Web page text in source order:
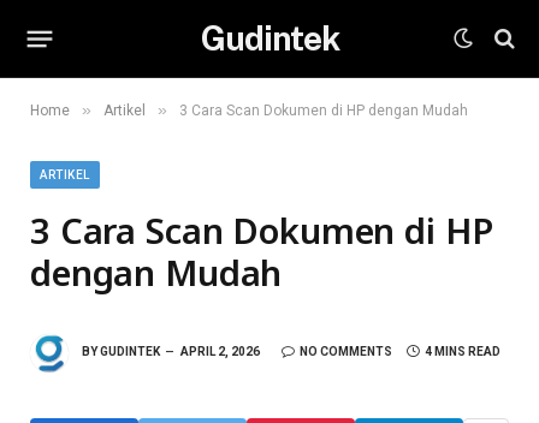
Gudintek
Home » Artikel » 3 Cara Scan Dokumen di HP dengan Mudah
ARTIKEL
3 Cara Scan Dokumen di HP
dengan Mudah
BYGUDINTEK APRIL 2, 2026 NO COMMENTS 4 MINS READ